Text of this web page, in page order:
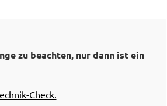
zu beachten, nur dann ist ein
Check.